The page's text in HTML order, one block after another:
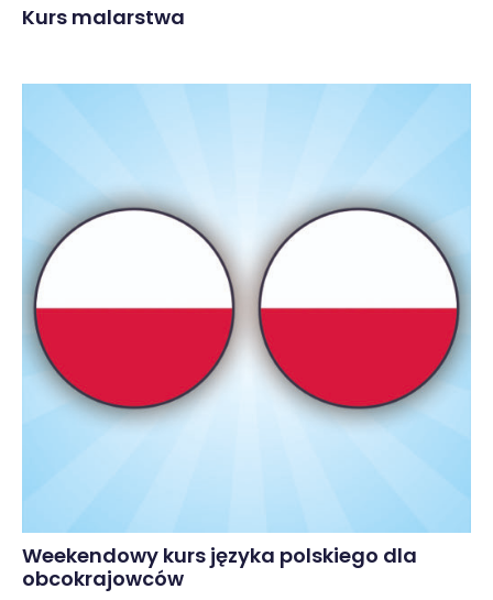
Kurs malarstwa
Weekendowy kurs języka polskiego dla
obcokrajowców